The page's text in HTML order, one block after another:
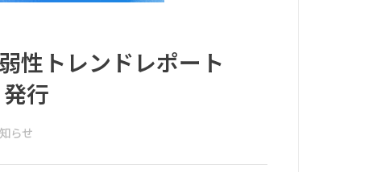
性トレンドレポート
行
らせ